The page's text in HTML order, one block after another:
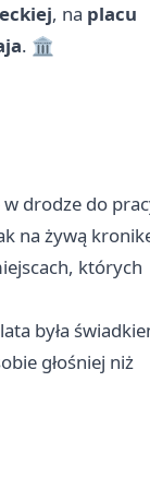
, na placu
. 🏛️
drodze do
na żywą
których
była
głośniej niż